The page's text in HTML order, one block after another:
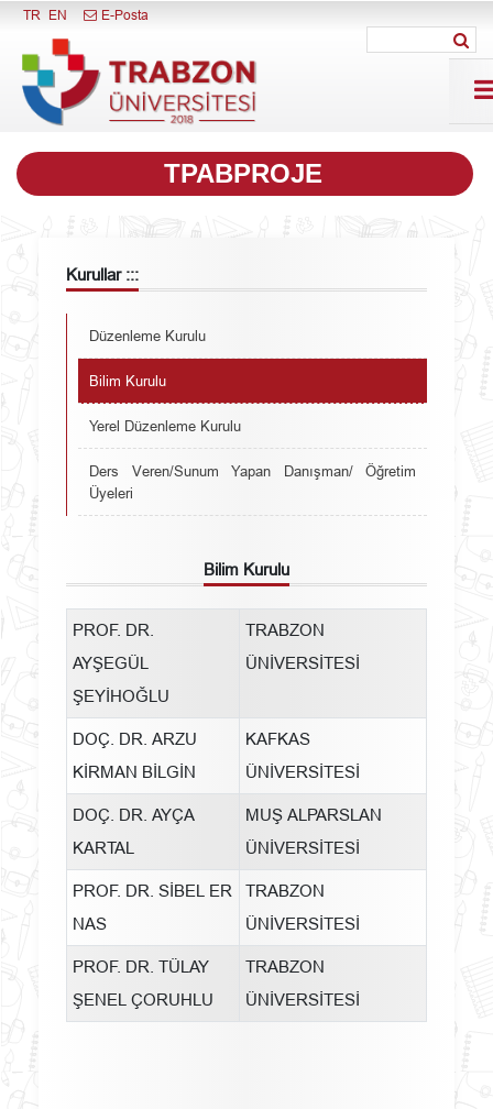
Menüyü Kapat
TR EN E-Posta
TPABPROJE
Kurullar :::
Düzenleme Kurulu
Bilim Kurulu
Yerel Düzenleme Kurulu
Ders Veren/Sunum Yapan Danışman/ Öğretim
Üyeleri
Bilim Kurulu
PROF. DR.
AYŞEGÜL
ŞEYİHOĞLU
TRABZON
ÜNİVERSİTESİ
DOÇ. DR. ARZU
KİRMAN BİLGİN
KAFKAS
ÜNİVERSİTESİ
DOÇ. DR. AYÇA
KARTAL
MUŞ ALPARSLAN
ÜNİVERSİTESİ
PROF. DR. SİBEL ER
NAS
TRABZON
ÜNİVERSİTESİ
PROF. DR. TÜLAY
ŞENEL ÇORUHLU
TRABZON
ÜNİVERSİTESİ